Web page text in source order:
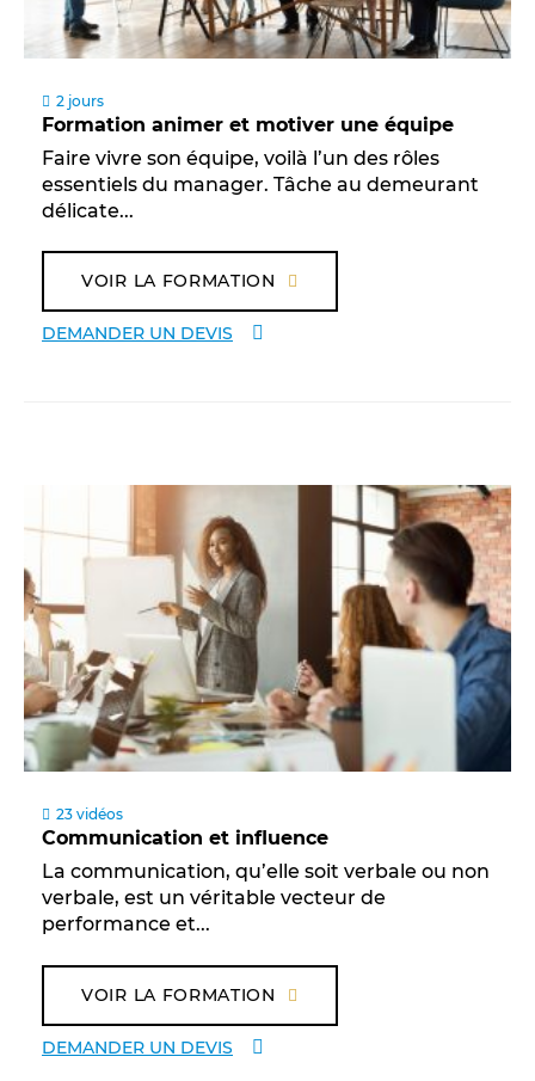
2 jours
Formation animer et motiver une équipe
Faire vivre son équipe, voilà l’un des rôles
essentiels du manager. Tâche au demeurant
délicate...
VOIR LA FORMATION
DEMANDER UN DEVIS
23 vidéos
Communication et influence
La communication, qu’elle soit verbale ou non
verbale, est un véritable vecteur de
performance et...
VOIR LA FORMATION
DEMANDER UN DEVIS